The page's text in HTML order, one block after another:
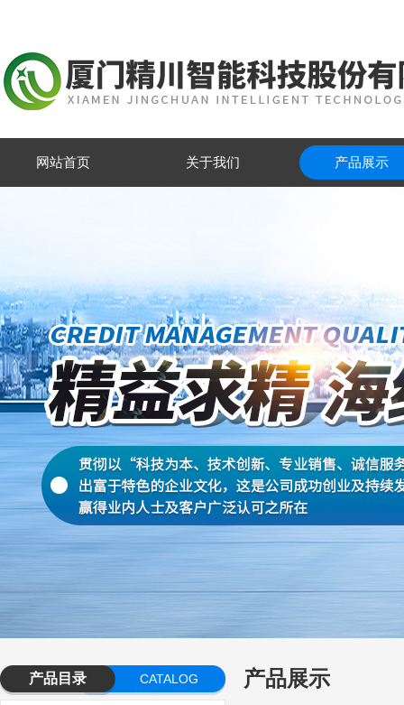
网站首页 关于我们 产品展示
产品目录 CATALOG 产品展示